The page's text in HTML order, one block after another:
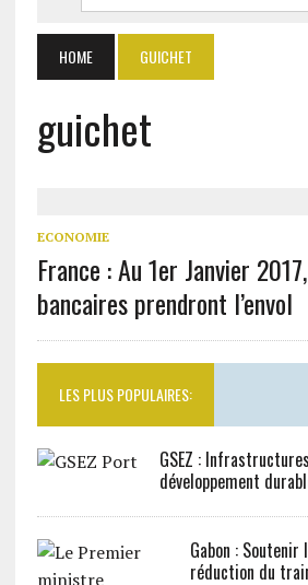
HOME GUICHET
guichet
ECONOMIE
France : Au 1er Janvier
bancaires prendront l’envol
LES PLUS POPULAIRES:
GSEZ :
développement
Gabon :
réduction du